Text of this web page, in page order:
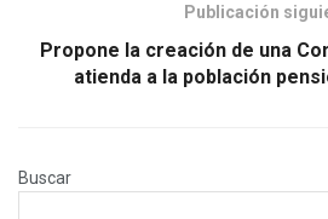
Publicación
Propone la creación de una
atienda a la población
Buscar